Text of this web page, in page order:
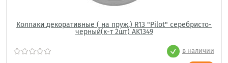
Колпаки декоративные ( на пруж.) R13 "Pilot" серебристо-
черный(к-т 2шт) AK1349
в наличии